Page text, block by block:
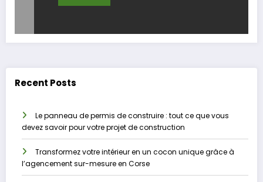
Recent Posts
Le panneau de permis de construire : tout ce que vous
devez savoir pour votre projet de construction
Transformez votre intérieur en un cocon unique grâce à
l’agencement sur-mesure en Corse